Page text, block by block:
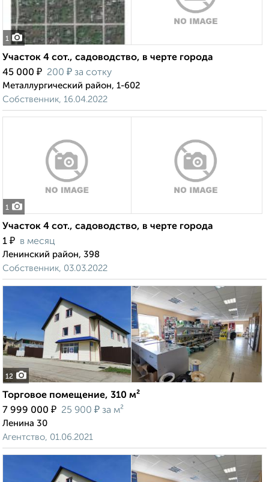
1
Участок 4 сот., садоводство, в черте города
45 000 ₽ 200 ₽ за сотку
Металлургический район, 1-602
Собственник, 16.04.2022
1
Участок 4 сот., садоводство, в черте города
1 ₽ в месяц
Ленинский район, 398
Собственник, 03.03.2022
12
Торговое помещение, 310 м²
7 999 000 ₽ 25 900 ₽ за м²
Ленина 30
Агентство, 01.06.2021